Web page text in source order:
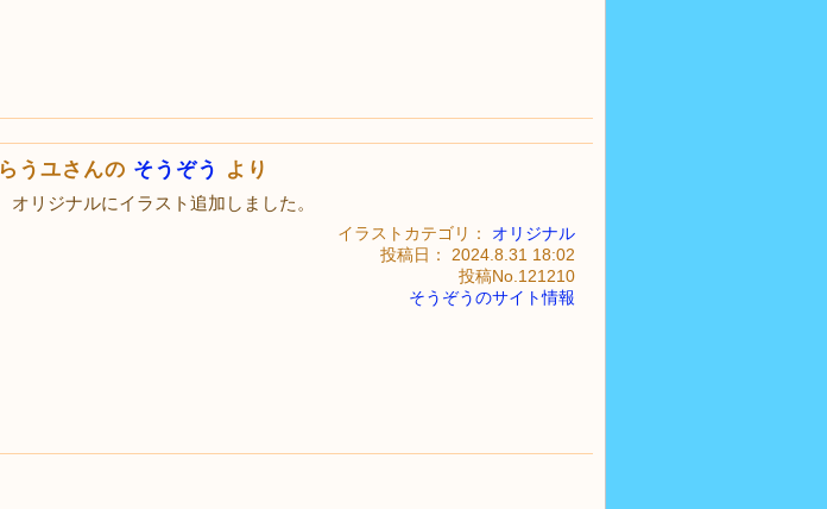
らうユさんの そうぞう より
オリジナルにイラスト追加しました。
イラストカテゴリ： オリジナル
投稿日： 2024.8.31 18:02
投稿No.121210
そうぞうのサイト情報